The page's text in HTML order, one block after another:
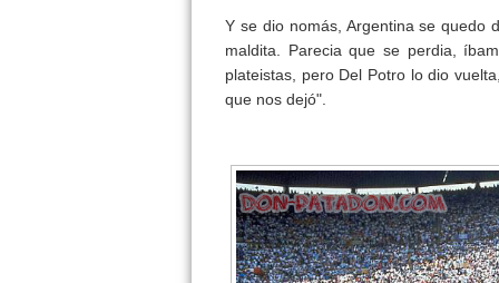
Y se dio nomás, Argentina se quedo
maldita. Parecia que se perdia,
plateistas, pero Del Potro lo dio
que nos dejó".